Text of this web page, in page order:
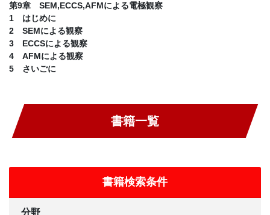
第9章 SEM,ECCS,AFMによる電極観察
1 はじめに
2 SEMによる観察
3 ECCSによる観察
4 AFMによる観察
5 さいごに
書籍一覧
書籍検索条件
分野